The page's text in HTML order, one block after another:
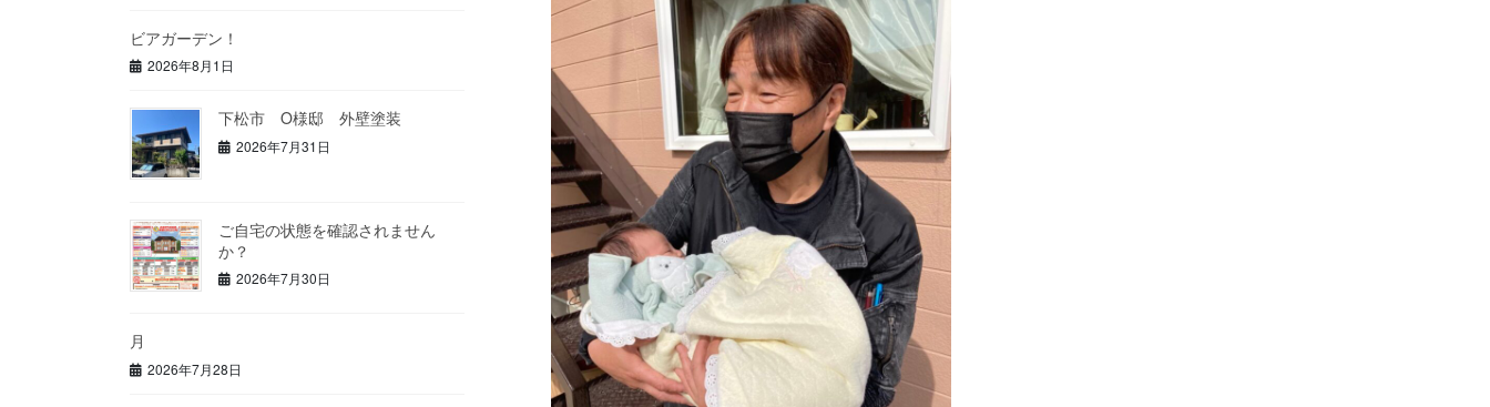
ビアガーデン！
2026年8月1日
下松市 O様邸 外壁塗装
2026年7月31日
ご自宅の状態を確認されません
か？
2026年7月30日
月
2026年7月28日